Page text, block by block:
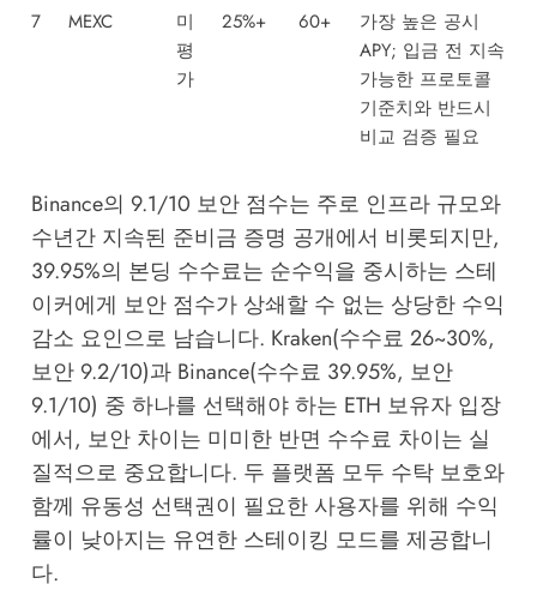
7
MEXC
미
평
가
25%+ 60+
가장 높은 공시
APY; 입금 전 지속
가능한 프로토콜
기준치와 반드시
비교 검증 필요
Binance의 9.1/10 보안 점수는 주로 인프라 규모와
수년간 지속된 준비금 증명 공개에서 비롯되지만,
39.95%의 본딩 수수료는 순수익을 중시하는 스테
이커에게 보안 점수가 상쇄할 수 없는 상당한 수익
감소 요인으로 남습니다. Kraken(수수료 26~30%,
보안 9.2/10)과 Binance(수수료 39.95%, 보안
9.1/10) 중 하나를 선택해야 하는 ETH 보유자 입장
에서, 보안 차이는 미미한 반면 수수료 차이는 실
질적으로 중요합니다. 두 플랫폼 모두 수탁 보호와
함께 유동성 선택권이 필요한 사용자를 위해 수익
률이 낮아지는 유연한 스테이킹 모드를 제공합니
다.